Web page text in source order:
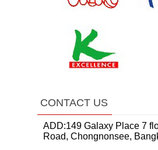
CONTACT US
ADD:149 Galaxy Place 7
Road, Chongnonsee,